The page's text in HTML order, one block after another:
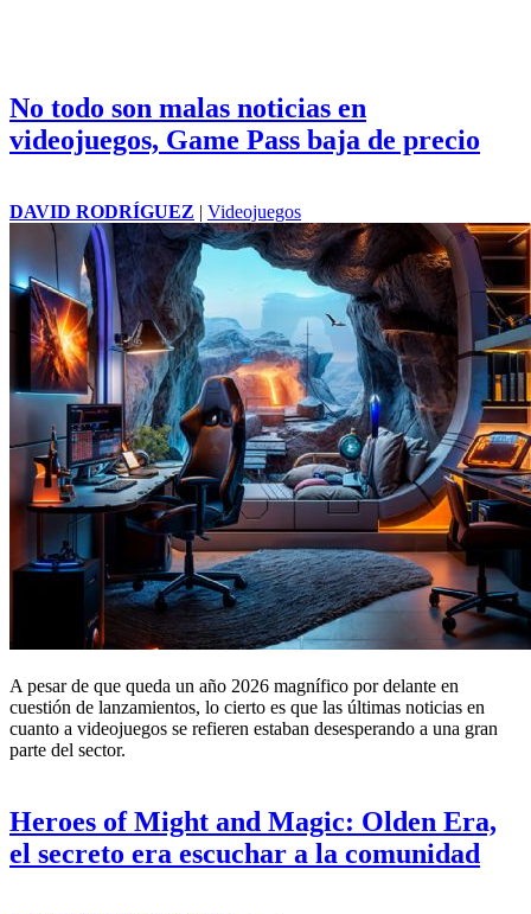
No todo son malas noticias en
videojuegos, Game Pass baja de precio
DAVID RODRÍGUEZ | Videojuegos
A pesar de que queda un año 2026 magnífico por delante en
cuestión de lanzamientos, lo cierto es que las últimas noticias en
cuanto a videojuegos se refieren estaban desesperando a una gran
parte del sector.
Heroes of Might and Magic: Olden Era,
el secreto era escuchar a la comunidad